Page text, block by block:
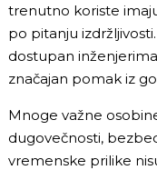
trenutno koriste
po pitanju
dostupan
značajan pomak iz
Mnoge važne
dugovečnosti,
vremenske prilike